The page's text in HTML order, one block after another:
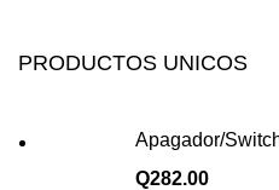
PRODUCTOS UNICOS
Apagador/
Q282.00